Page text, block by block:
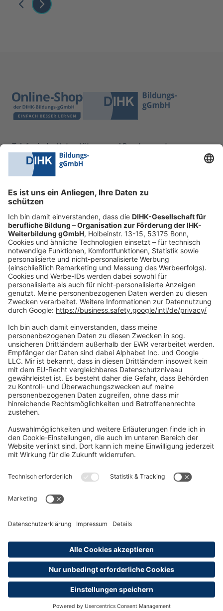
Telefonische Unterstützung und Beratung unter:
0228 6205 205
Fr.:
09:00-14:00 Uhr
shop@dihk-bildung.shop
Vertrag widerrufen
Zahlungsarten
Social Media
Oft Gesucht
Rund um die Prüfung
Datenschutzerklärung
Widerrufsrecht
Versandinformationen
Erklärung zur Barrierefreiheit
Abonnements hier kündigen
Cookie-Einstellungen
Alle Preise sind inkl. MwSt. und ggf. zzgl.Versandkosten